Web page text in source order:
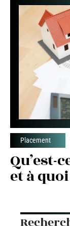
Placement
Qu’est-
et à